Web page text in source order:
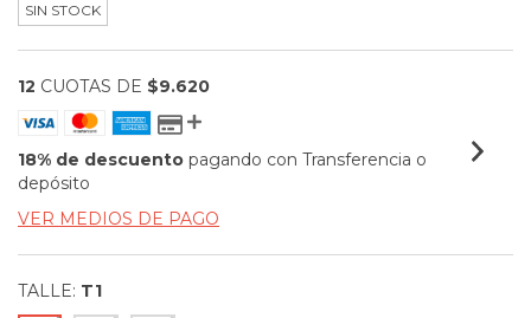
SIN STOCK
12 CUOTAS DE $9.620
18% de descuento pagando con Transferencia o
depósito
VER MEDIOS DE PAGO
TALLE: T1